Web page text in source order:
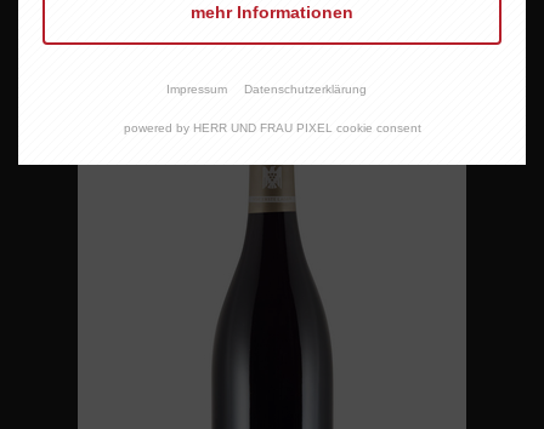
CASTELFEDER CHARDONNAY -DOSS-
12,95 EUR
mehr Informationen
Impressum Datenschutzerklärung
powered by HERR UND FRAU PIXEL cookie consent